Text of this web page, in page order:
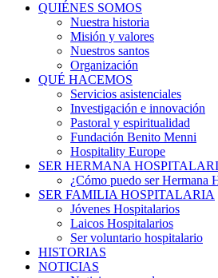
QUIÉNES SOMOS
Nuestra historia
Misión y valores
Nuestros santos
Organización
QUÉ HACEMOS
Servicios asistenciales
Investigación e innovación
Pastoral y espiritualidad
Fundación Benito Menni
Hospitality Europe
SER HERMANA
¿Cómo puedo ser Hermana
SER FAMILIA HOSPITALARIA
Jóvenes Hospitalarios
Laicos Hospitalarios
Ser voluntario hospitalario
HISTORIAS
NOTICIAS